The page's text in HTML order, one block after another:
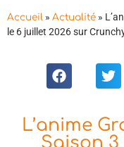
Accueil » Actualité »
le 6 juillet 2026 sur
L’anime
Saison